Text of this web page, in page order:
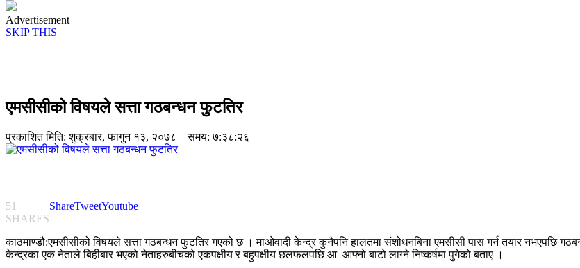
Advertisement
SKIP THIS
एमसीसीको विषयले सत्ता गठबन्धन फुटतिर
प्रकाशित मिति:शुक्रबार, फागुन १३, २०७८ समय: ७:३८:२६
51
SHARES
ShareTweetYoutube
काठमाण्डौ:एमसीसीको विषयले सत्ता गठबन्धन फुटतिर गएको छ । माओवादी केन्द्र कुनैपनि हालतमा संशोधनबिना एमसीसी पास गर्न तयार नभएपछि
केन्द्रका एक नेताले बिहीबार भएको नेताहरुबीचको एकपक्षीय र बहुपक्षीय छलफलपछि आ–आफ्नो बाटो लाग्ने निष्कर्षमा पुगेको बताए ।